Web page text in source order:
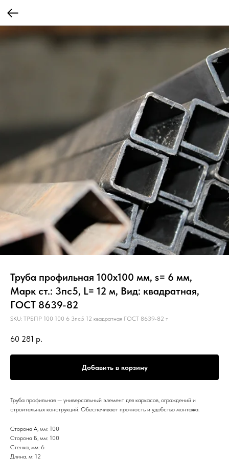
Труба профильная 100х100 мм, s= 6 мм,
Марк ст.: 3пс5, L= 12 м, Вид: квадратная,
ГОСТ 8639-82
SKU: ТРБПР 100 100 6 3пс5 12 квадратная ГОСТ 8639-82 т
60 281 р.
Добавить в корзину
Труба профильная — универсальный элемент для каркасов, ограждений и
строительных конструкций. Обеспечивает прочность и удобство монтажа.
Сторона А, мм: 100
Сторона Б, мм: 100
Стенка, мм: 6
Длина, м: 12